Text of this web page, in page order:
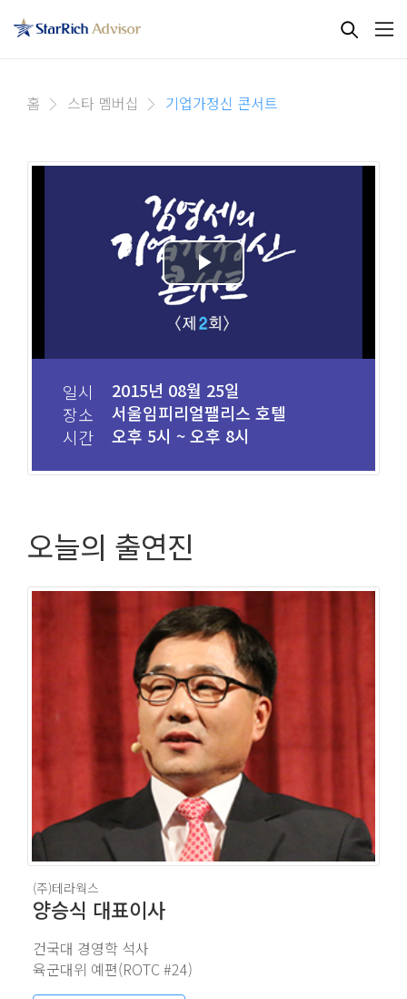
홈 스타 멤버십 기업가정신 콘서트
일시
2015년 08월 25일
장소
서울임피리얼팰리스 호텔
시간
오후 5시 ~ 오후 8시
오늘의 출연진
(주)테라웍스
양승식 대표이사
건국대 경영학 석사
육군대위 예편(ROTC #24)